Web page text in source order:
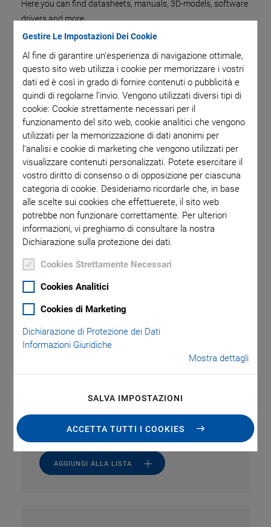
Gestire Le Impostazioni Dei Cookie
Al fine di garantire un'esperienza di navigazione ottimale,
questo sito web utilizza i cookie per memorizzare i vostri
dati ed è così in grado di fornire contenuti o pubblicità e
quindi di regolarne l'invio. Vengono utilizzati diversi tipi di
cookie: Cookie strettamente necessari per il
funzionamento del sito web, cookie analitici che vengono
utilizzati per la memorizzazione di dati anonimi per
l'analisi e cookie di marketing che vengono utilizzati per
visualizzare contenuti personalizzati. Potete esercitare il
vostro diritto di consenso o di opposizione per ciascuna
categoria di cookie. Desideriamo ricordarle che, in base
alle scelte sui cookies che effettuerete, il sito web
potrebbe non funzionare correttamente. Per ulteriori
informazioni, vi preghiamo di consultare la nostra
Dichiarazione sulla protezione dei dati.
Cookies Strettamente Necessari
Cookies Analitici
Cookies di Marketing
Dichiarazione di Protezione dei Dati
Informazioni Giuridiche
Mostra dettagli
SALVA IMPOSTAZIONI
ACCETTA TUTTI I COOKIES
Here you can find datasheets, manuals, 3D-models, software
drivers and more.
PI Software Suite
SOFTWARE FILES
PI Software Suite C-990.CD1
3.3.0.4, 2026-07
RICHIESTA
C-990.CD1 Releasenews
3.3.0.4, 2026-07
inglese
AGGIUNGI ALLA LISTA